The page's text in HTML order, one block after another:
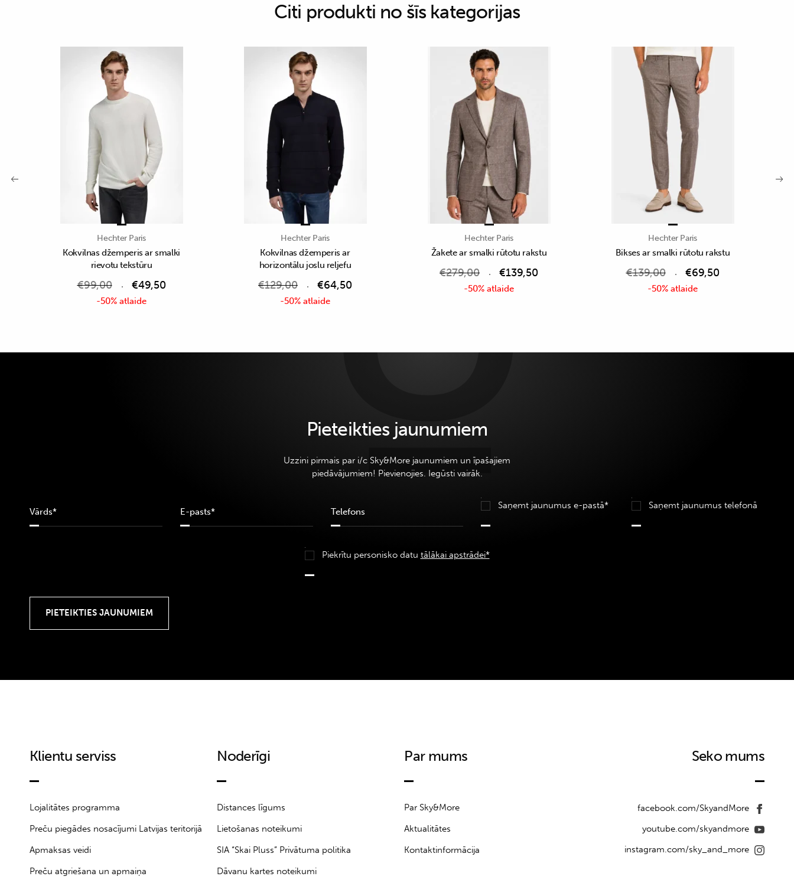
Citi produkti no šīs kategorijas
Hechter Paris
Kokvilnas džemperis ar smalki
rievotu tekstūru
€99,00 €49,50
-50% atlaide
Hechter Paris
Kokvilnas džemperis ar
horizontālu joslu reljefu
€129,00 €64,50
-50% atlaide
Hechter Paris
Žakete ar smalki rūtotu rakstu
€279,00 €139,50
-50% atlaide
Hechter Paris
Bikses ar smalki rūtotu rakstu
€139,00 €69,50
-50% atlaide
Pieteikties jaunumiem
Uzzini pirmais par i/c Sky&More jaunumiem un īpašajiem
piedāvājumiem! Pievienojies. Iegūsti vairāk.
Saņemt jaunumus e-pastā* Saņemt jaunumus telefonā
Piekrītu personisko datu tālākai apstrādei*
Klientu serviss
Lojalitātes programma
Preču piegādes nosacījumi Latvijas teritorijā
Apmaksas veidi
Preču atgriešana un apmaiņa
Noderīgi
Distances līgums
Lietošanas noteikumi
SIA “Skai Pluss” Privātuma politika
Dāvanu kartes noteikumi
Par mums
Par Sky&More
Aktualitātes
Kontaktinformācija
Seko mums
facebook.com/SkyandMore
youtube.com/skyandmore
instagram.com/sky_and_more